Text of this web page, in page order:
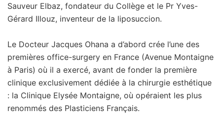
Sauveur Elbaz, fondateur du Collège et le Pr Yves-
Gérard Illouz, inventeur de la liposuccion.
Le Docteur Jacques Ohana a d’abord crée l’une des
premières office-surgery en France (Avenue Montaigne
à Paris) où il a exercé, avant de fonder la première
clinique exclusivement dédiée à la chirurgie esthétique
: la Clinique Elysée Montaigne, où opéraient les plus
renommés des Plasticiens Français.